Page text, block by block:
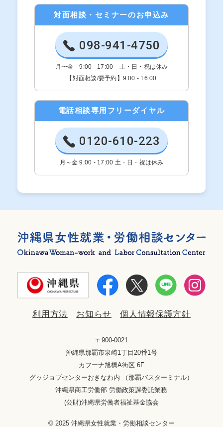
対面相談・セミナーのお申込み
098-941-4750
月〜金 9:00 - 17:00 土・日・祝は休み
【対面相談/要予約】9:00 - 16:00
電話相談専用フリーダイヤル
0120-610-223
月～金 9:00 - 17:00 土・日・祝は休み
利用方法 お知らせ 個人情報保護方針
〒900-0021
沖縄県那覇市泉崎1丁目20番1号
カフーナ旭橋A街区 6F
グッジョブセンターおきなわ内 （那覇バスターミナル）
沖縄県商工労働部 労働政策課委託業務
(公財)沖縄県労働者福祉基金協会
© 2025 沖縄県女性就業・労働相談センター